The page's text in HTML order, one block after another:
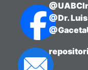
@Dr.